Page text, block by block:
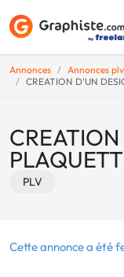
Annonces
Annonces plv
CREATION D'UN
PLV
Cette annonce a été